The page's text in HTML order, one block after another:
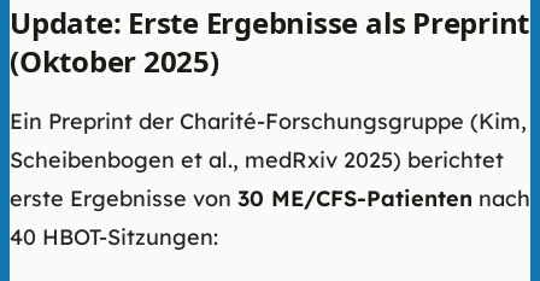
Update: Erste Ergebnisse als Preprint
(Oktober 2025)
Ein Preprint der Charité-Forschungsgruppe (Kim,
Scheibenbogen et al., medRxiv 2025) berichtet
erste Ergebnisse von 30 ME/CFS-Patienten nach
40 HBOT-Sitzungen: